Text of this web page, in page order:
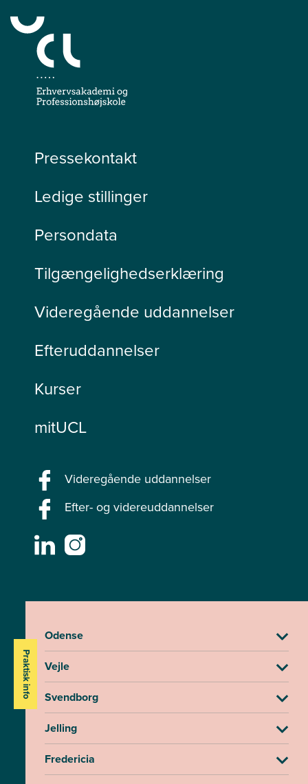
Pressekontakt
Ledige stillinger
Persondata
Tilgængelighedserklæring
Videregående uddannelser
Efteruddannelser
Kurser
mitUCL
Videregående uddannelser
Efter- og videreuddannelser
Praktisk info
Odense
Vejle
Svendborg
Jelling
Fredericia